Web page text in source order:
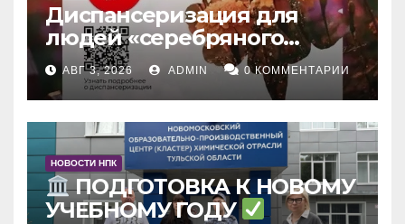
Диспансеризация для
людей «серебряного
возраста»
: зачем и что
входит
АВГ 3, 2026 ADMIN 0 КОММЕНТАРИИ
НОВОСТИ НПК
ПОДГОТОВКА К НОВОМУ
УЧЕБНОМУ ГОДУ